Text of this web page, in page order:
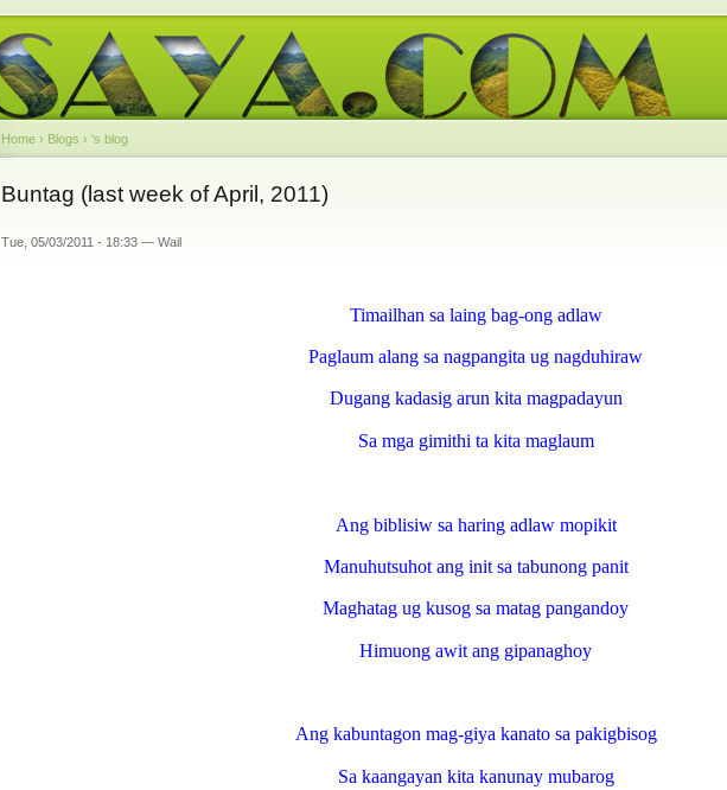
Home › Blogs › 's blog
Buntag (last week of April, 2011)
Tue, 05/03/2011 - 18:33 — Wail
Timailhan sa laing bag-ong adlaw
Paglaum alang sa nagpangita ug nagduhiraw
Dugang kadasig arun kita magpadayun
Sa mga gimithi ta kita maglaum
Ang biblisiw sa haring adlaw mopikit
Manuhutsuhot ang init sa tabunong panit
Maghatag ug kusog sa matag pangandoy
Himuong awit ang gipanaghoy
Ang kabuntagon mag-giya kanato sa pakigbisog
Sa kaangayan kita kanunay mubarog